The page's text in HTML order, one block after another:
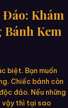
Khám
Kem
biệt. Bạn muốn
Chiếc bánh còn
đáo. Nếu những
vậy thì tại sao